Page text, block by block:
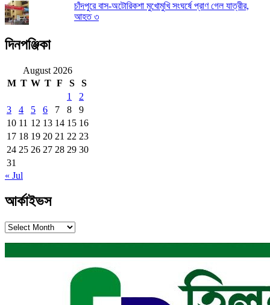
চাঁদপুরে বাস-অটোরিকশা মুখোমুখি সংঘর্ষে প্রাণ গেল যাত্রীর,
আহত ৩
দিনপঞ্জিকা
August 2026
M T W T F S
S
1
2
3
4 5 6 7 8
9
10 11 12 13 14 15 16
17 18 19 20 21 22 23
24 25 26 27 28 29 30
31
« Jul
আর্কাইভস
আর্কাইভস